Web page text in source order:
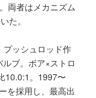
両者はメカニズム
た。
プッシュロッド作
ブ。ボア×ストロ
10.0:1。1997〜
を採用し、最高出